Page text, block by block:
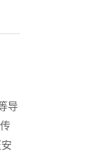
导